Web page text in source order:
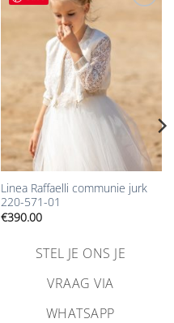
toevoegen
Linea Raffaelli communie jurk
220-571-01
€390.00
STEL JE ONS JE
VRAAG VIA
WHATSAPP